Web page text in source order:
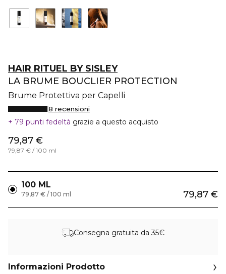
HAIR RITUEL BY SISLEY
LA BRUME BOUCLIER PROTECTION
Brume Protettiva per Capelli
8 recensioni
79 punti fedeltà grazie a questo acquisto
79,87 €
79,87 € / 100 ml
100 ML
79,87 €
79,87 € / 100 ml
Consegna gratuita da 35€
Informazioni Prodotto